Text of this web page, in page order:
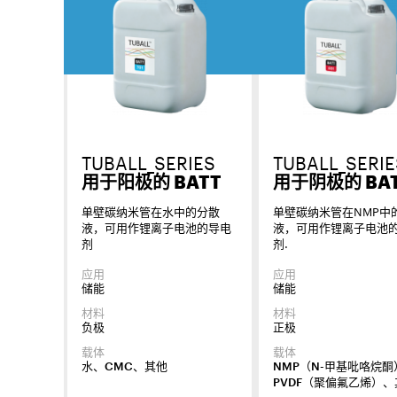
TUBALL_SERIES
用于阳极的 BATT
单壁碳纳米管在水中的分散
液，可用作锂离子电池的导电
剂
应用
储能
材料
负极
载体
水、CMC、其他
用于阴极的
单壁碳纳米管在NMP中
液，可用作锂离子电池
剂.
应用
储能
材料
正极
载体
NMP（N-甲基吡咯烷酮
PVDF（聚偏氟乙烯）